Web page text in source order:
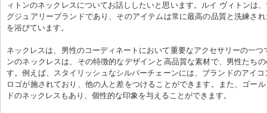
ィトンのネックレスについてお話ししたいと思います。ルイ ヴィトンは
グジュアリーブランドであり、そのアイテムは常に最高の品質と洗練さ
を浴びています。
ネックレスは、男性のコーディネートにおいて重要なアクセサリーの一つ
ンのネックレスは、その特徴的なデザインと高品質な素材で、男性たち
す。例えば、スタイリッシュなシルバーチェーンには、ブランドのアイコ
ロゴが施されており、他の人と差をつけることができます。また、ゴー
ドのネックレスもあり、個性的な印象を与えることができます。